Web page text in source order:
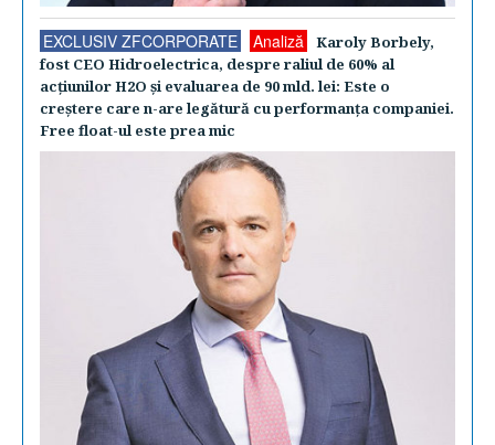
EXCLUSIV ZFCORPORATE Analiză
Karoly Borbely,
fost CEO Hidroelectrica, despre raliul de 60% al
acţiunilor H2O şi evaluarea de 90 mld. lei: Este o
creştere care n-are legătură cu performanţa companiei.
Free float-ul este prea mic